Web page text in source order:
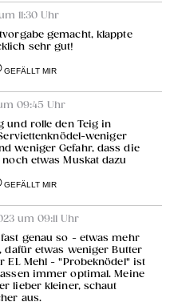
11:30 Uhr
gemacht, klappte
sehr gut!
GEFÄLLT MIR
09:45 Uhr
und rolle den Teig in
weniger
weniger Gefahr, dass die
etwas Muskat dazu
GEFÄLLT MIR
um 09:11 Uhr
genau so - etwas mehr
dafür etwas weniger Butter
EL Mehl - "Probeknödel" ist
immer optimal. Meine
lieber kleiner, schaut
aus.